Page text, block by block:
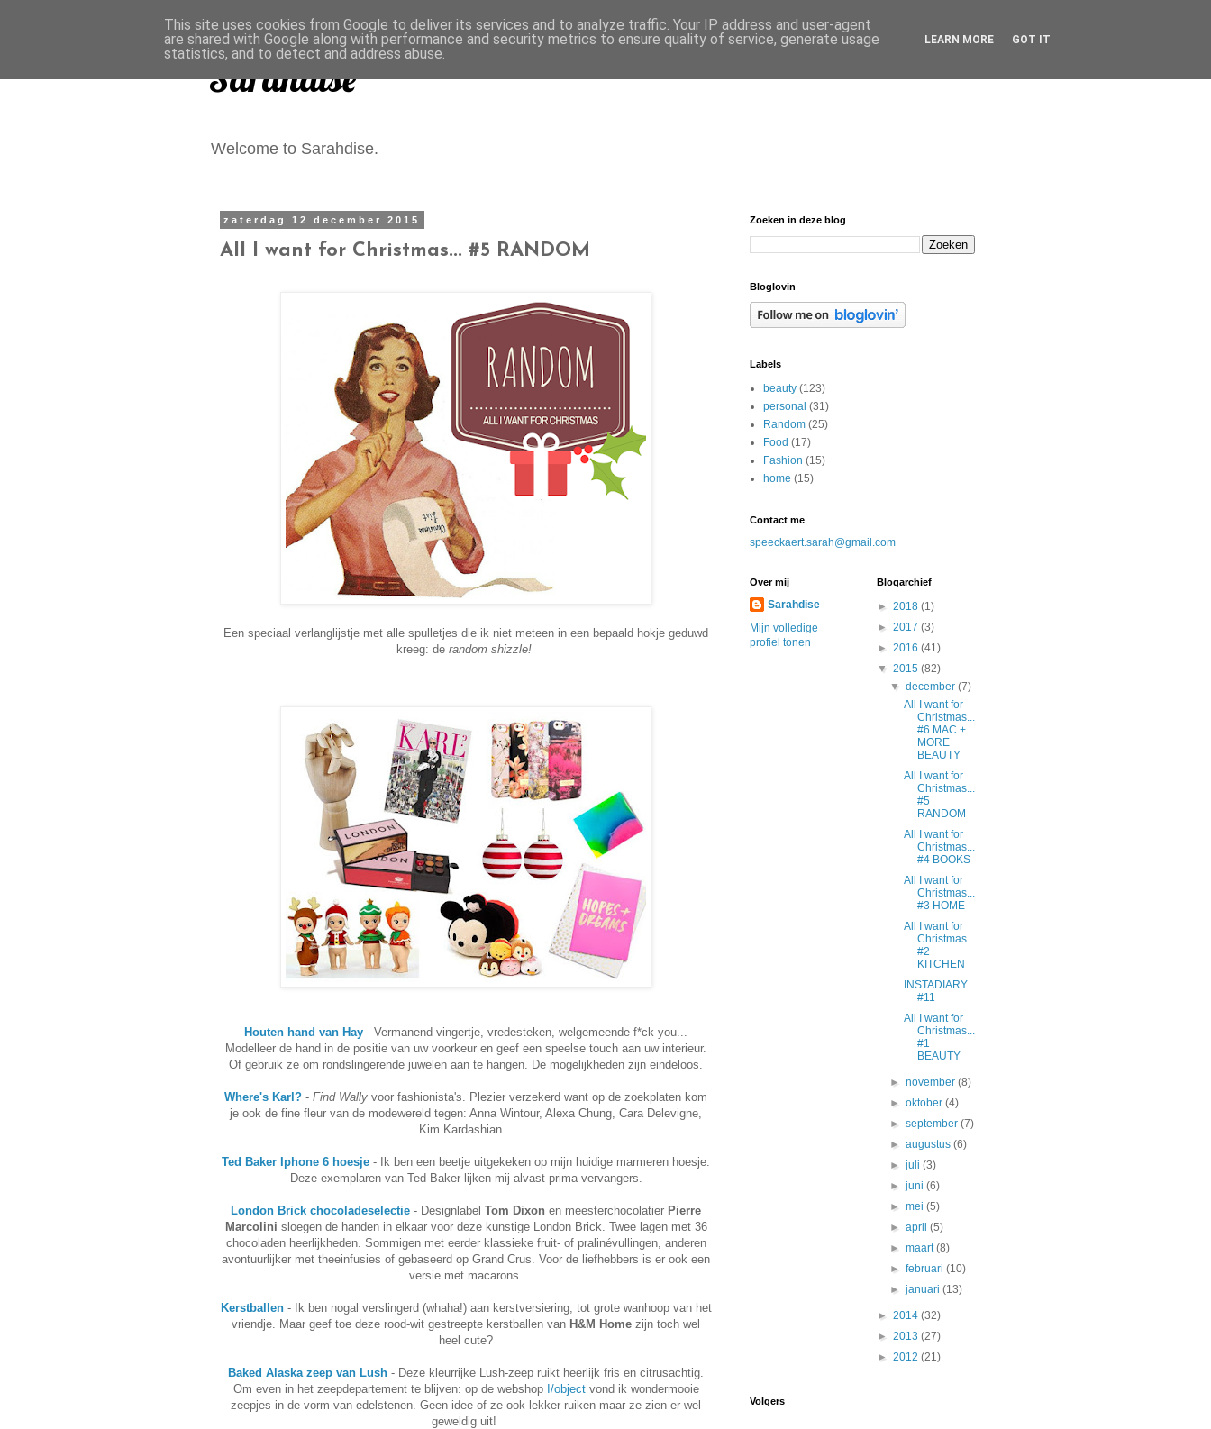
Sarahdise
Welcome to Sarahdise.
zaterdag 12 december 2015
All I want for Christmas... #5 RANDOM
Een speciaal verlanglijstje met alle spulletjes die ik niet meteen in een bepaald hokje geduwd
kreeg: de random shizzle!
Houten hand van Hay - Vermanend vingertje, vredesteken, welgemeende f*ck you...
Modelleer de hand in de positie van uw voorkeur en geef een speelse touch aan uw interieur.
Of gebruik ze om rondslingerende juwelen aan te hangen. De mogelijkheden zijn eindeloos.
Where's Karl? - Find Wally voor fashionista's. Plezier verzekerd want op de zoekplaten kom
je ook de fine fleur van de modewereld tegen: Anna Wintour, Alexa Chung, Cara Delevigne,
Kim Kardashian...
Ted Baker Iphone 6 hoesje - Ik ben een beetje uitgekeken op mijn huidige marmeren hoesje.
Deze exemplaren van Ted Baker lijken mij alvast prima vervangers.
London Brick chocoladeselectie - Designlabel Tom Dixon en meesterchocolatier Pierre
Marcolini sloegen de handen in elkaar voor deze kunstige London Brick. Twee lagen met 36
chocoladen heerlijkheden. Sommigen met eerder klassieke fruit- of pralinévullingen, anderen
avontuurlijker met theeinfusies of gebaseerd op Grand Crus. Voor de liefhebbers is er ook een
versie met macarons.
Kerstballen- Ik ben nogal verslingerd (whaha!) aan kerstversiering, tot grote wanhoop van het
vriendje. Maar geef toe deze rood-wit gestreepte kerstballen van H&M Home zijn toch wel
heel cute?
Baked Alaska zeep van Lush - Deze kleurrijke Lush-zeep ruikt heerlijk fris en citrusachtig.
Om even in het zeepdepartement te blijven: op de webshop I/objectvond ik wondermooie
zeepjes in de vorm van edelstenen. Geen idee of ze ook lekker ruiken maar ze zien er wel
geweldig uit!
Zoeken in deze blog
Bloglovin
Labels
beauty (123)
personal (31)
Random (25)
Food (17)
Fashion (15)
home (15)
Contact me
speeckaert.sarah@gmail.com
Over mij
Sarahdise
Mijn volledige
profiel tonen
Blogarchief
► 2018 (1)
► 2017 (3)
► 2016 (41)
▼ 2015 (82)
▼december(7)
All I want for
Christmas...
#6 MAC +
MORE
BEAUTY
All I want for
Christmas...
#5
RANDOM
All I want for
Christmas...
#4 BOOKS
All I want for
Christmas...
#3 HOME
All I want for
Christmas...
#2
KITCHEN
INSTADIARY
#11
All I want for
Christmas...
#1
BEAUTY
►november(8)
►oktober(4)
►september(7)
►augustus(6)
►juli(3)
►juni(6)
►mei(5)
►april(5)
►maart(8)
►februari(10)
►januari(13)
► 2014 (32)
► 2013 (27)
► 2012 (21)
Volgers
This site uses cookies from Google to deliver its services and to analyze traffic. Your IP address and user-agent
are shared with Google along with performance and security metrics to ensure quality of service, generate usage
statistics, and to detect and address abuse.
LEARN MORE GOT IT